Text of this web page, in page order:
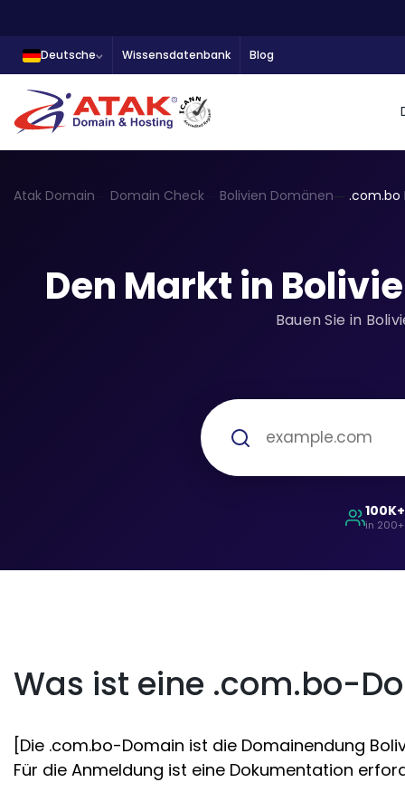
Deutsche Wissensdatenbank Blog
Atak Domain Domain Check Bolivien Domänen .com.bo
Den Markt in
Bauen Sie in
in
Was ist eine .com.bo-
[Die .com.bo-Domain ist die Domainendung
Für die Anmeldung ist eine Dokumentation